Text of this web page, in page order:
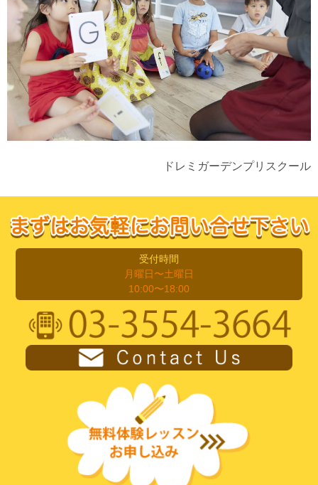
ドレミガーデンプリスクール
受付時間
月曜日〜土曜日
10:00〜18:00